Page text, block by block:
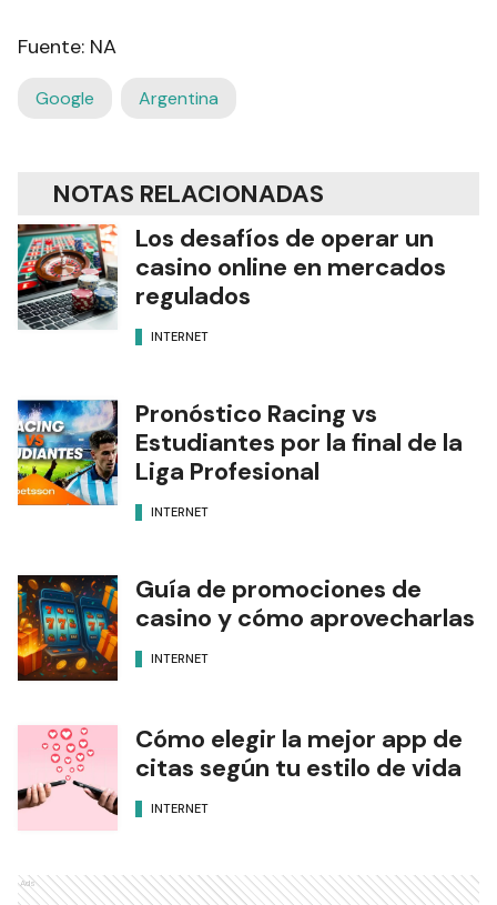
Fuente: NA
Google Argentina
NOTAS RELACIONADAS
Los desafíos de operar un
casino online en mercados
regulados
INTERNET
Pronóstico Racing vs
Estudiantes por la final de la
Liga Profesional
INTERNET
Guía de promociones de
casino y cómo aprovecharlas
INTERNET
Cómo elegir la mejor app de
citas según tu estilo de vida
INTERNET
Ads